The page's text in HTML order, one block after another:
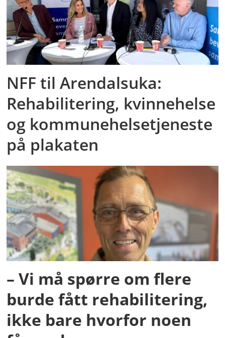
NFF til Arendalsuka:
Rehabilitering, kvinnehelse
og kommunehelsetjeneste
på plakaten
– Vi må spørre om flere
burde fått rehabilitering,
ikke bare hvorfor noen